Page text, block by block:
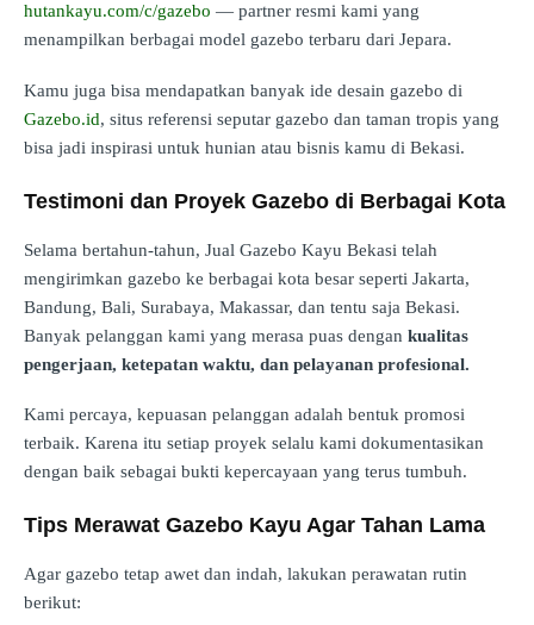
hutankayu.com/c/gazebo — partner resmi kami yang
menampilkan berbagai model gazebo terbaru dari Jepara.
Kamu juga bisa mendapatkan banyak ide desain gazebo di
Gazebo.id, situs referensi seputar gazebo dan taman tropis yang
bisa jadi inspirasi untuk hunian atau bisnis kamu di Bekasi.
Testimoni dan Proyek Gazebo di Berbagai Kota
Selama bertahun-tahun, Jual Gazebo Kayu Bekasi telah
mengirimkan gazebo ke berbagai kota besar seperti Jakarta,
Bandung, Bali, Surabaya, Makassar, dan tentu saja Bekasi.
Banyak pelanggan kami yang merasa puas dengan kualitas
pengerjaan, ketepatan waktu, dan pelayanan profesional.
Kami percaya, kepuasan pelanggan adalah bentuk promosi
terbaik. Karena itu setiap proyek selalu kami dokumentasikan
dengan baik sebagai bukti kepercayaan yang terus tumbuh.
Tips Merawat Gazebo Kayu Agar Tahan Lama
Agar gazebo tetap awet dan indah, lakukan perawatan rutin
berikut: